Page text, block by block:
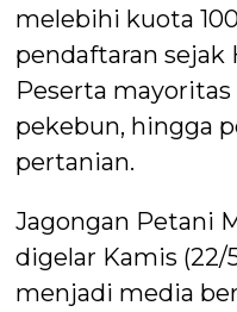
melebihi kuota
pendaftaran sejak
Peserta
pekebun, hingga
pertanian.
Jagongan Petani
digelar Kamis (22/
menjadi media